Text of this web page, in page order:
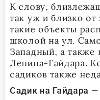
К слову,
так уж и близко от
такие объекты
школой на ул.
Западный, а также
Ленина-Гайдара.
садиков также
Садик на Гайдара